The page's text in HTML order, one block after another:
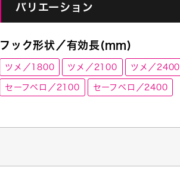
バリエーション
フック形状／有効長(mm)
ツメ／1800 ツメ／2100 ツメ／2400
セーフベロ／2100 セーフベロ／2400